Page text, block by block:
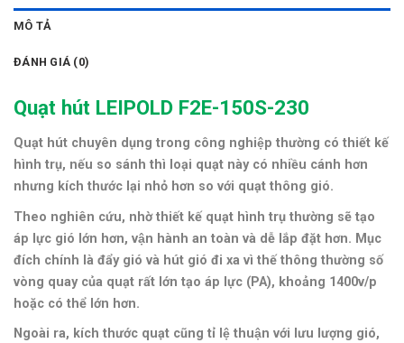
MÔ TẢ
ĐÁNH GIÁ (0)
Quạt hút LEIPOLD F2E-150S-230
Quạt hút chuyên dụng trong công nghiệp thường có thiết kế
hình trụ, nếu so sánh thì loại quạt này có nhiều cánh hơn
nhưng kích thước lại nhỏ hơn so với quạt thông gió.
Theo nghiên cứu, nhờ thiết kế quạt hình trụ thường sẽ tạo
áp lực gió lớn hơn, vận hành an toàn và dễ lắp đặt hơn. Mục
đích chính là đẩy gió và hút gió đi xa vì thế thông thường số
vòng quay của quạt rất lớn tạo áp lực (PA), khoảng 1400v/p
hoặc có thể lớn hơn.
Ngoài ra, kích thước quạt cũng tỉ lệ thuận với lưu lượng gió,